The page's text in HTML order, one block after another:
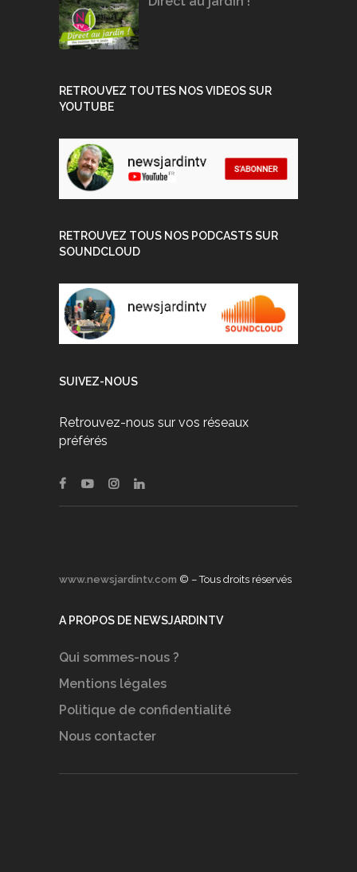
RETROUVEZ TOUTES NOS VIDEOS SUR
YOUTUBE
RETROUVEZ TOUS NOS PODCASTS SUR
SOUNDCLOUD
SUIVEZ-NOUS
Retrouvez-nous sur vos réseaux
préférés
www.newsjardintv.com © – Tous droits réservés
A PROPOS DE NEWSJARDINTV
Qui sommes-nous ?
Mentions légales
Politique de confidentialité
Nous contacter